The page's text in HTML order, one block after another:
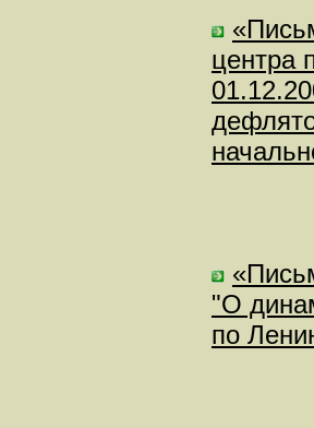
центра
"О
по